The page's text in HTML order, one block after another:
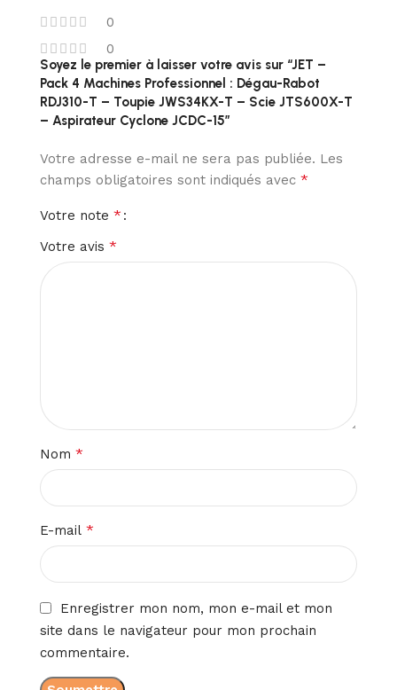
0
0
Soyez le premier à laisser votre avis sur “JET –
Pack 4 Machines Professionnel : Dégau-Rabot
RDJ310-T – Toupie JWS34KX-T – Scie JTS600X-T
– Aspirateur Cyclone JCDC-15”
Votre adresse e-mail ne sera pas publiée. Les
champs obligatoires sont indiqués avec *
Votre note *
Votre avis *
Nom *
E-mail *
Enregistrer mon nom, mon e-mail et mon
site dans le navigateur pour mon prochain
commentaire.